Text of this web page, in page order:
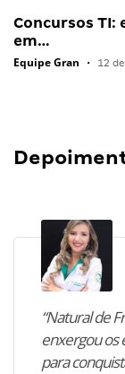
Concursos TI:
em…
Equipe Gran • 12
“Natural de
enxergou os
para